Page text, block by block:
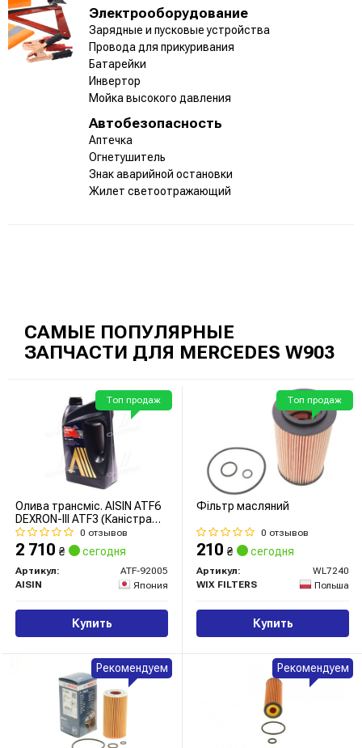
Электрооборудование
Зарядные и пусковые устройства
Провода для прикуривания
Батарейки
Инвертор
Мойка высокого давления
Автобезопасность
Аптечка
Огнетушитель
Знак аварийной остановки
Жилет светоотражающий
САМЫЕ ПОПУЛЯРНЫЕ
ЗАПЧАСТИ ДЛЯ MERCEDES W903
Олива трансміс. AISIN ATF6
DEXRON-III ATF3 (Каністра
5л)
0 отзывов
2 710 ₴ сегодня
Артикул:
ATF-92005
AISIN
Япония
Купить
Топ продаж
Фільтр масляний
0 отзывов
210 ₴ сегодня
Артикул:
WL7240
WIX FILTERS
Польша
Купить
Топ продаж
Рекомендуем Рекомендуем